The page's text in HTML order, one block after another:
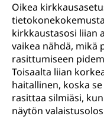
Oikea
kirkkaustasosi liian
vaikea nähdä, mikä
rasittumiseen
Toisaalta liian
haitallinen, koska
rasittaa silmiäsi,
näytön